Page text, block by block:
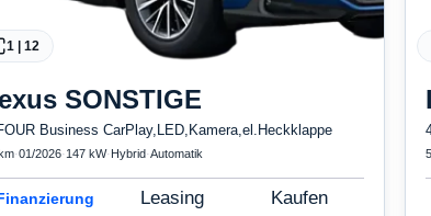
1 | 12
SONSTIGE
Business CarPlay,LED,Kamera,el.Heckklappe
·01/2026· 147 kW· Hybrid·Automatik
Leasing Kaufen